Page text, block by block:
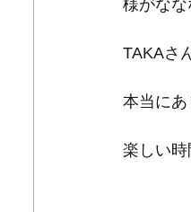
様がなな
TAKAさ
本当にあ
楽しい